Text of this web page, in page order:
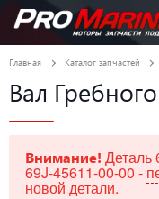
Главная Каталог запчастей
Вал
Внимание! Деталь
69J-45611-00-00 -
новой детали.